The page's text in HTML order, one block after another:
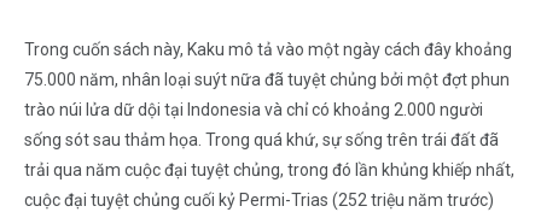
Trong cuốn sách này, Kaku mô tả vào một ngày cách đây khoảng
75.000 năm, nhân loại suýt nữa đã tuyệt chủng bởi một đợt phun
trào núi lửa dữ dội tại Indonesia và chỉ có khoảng 2.000 người
sống sót sau thảm họa. Trong quá khứ, sự sống trên trái đất đã
trải qua năm cuộc đại tuyệt chủng, trong đó lần khủng khiếp nhất,
cuộc đại tuyệt chủng cuối kỷ Permi-Trias (252 triệu năm trước)